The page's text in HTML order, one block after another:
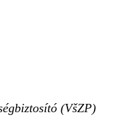
(VšZP)